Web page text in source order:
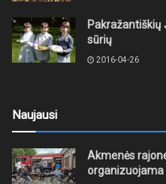
Pakražantiškių
sūrių
2016-04-26
Naujausi
Akmenės
organizuojama